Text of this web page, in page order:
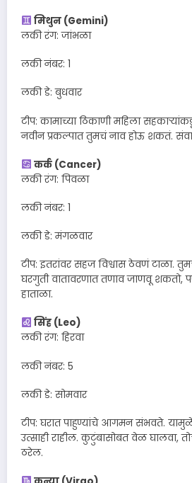
मिथुन (Gemini)
लकी रंग: जांभळा
लकी नंबर: 1
लकी डे: बुधवार
टीप: कामाच्या ठिकाणी महिला
नवीन प्रकल्पात तुमचं नाव होऊ शकतं.
कर्क (Cancer)
लकी रंग: पिवळा
लकी नंबर: 1
लकी डे: मंगळवार
टीप: इतरांवर सहज विश्वास ठेवणं टाळा.
घरगुती वातावरणात तणाव जाणवू शकतो,
हाताळा.
सिंह (Leo)
लकी रंग: हिरवा
लकी नंबर: 5
लकी डे: सोमवार
टीप: घरात पाहुण्यांचे आगमन संभवते.
उत्साही राहील. कुटुंबासोबत वेळ घालवा,
ठरेल.